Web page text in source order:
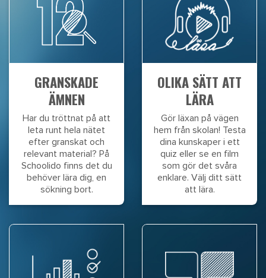
GRANSKADE
ÄMNEN
Har du tröttnat på att
leta runt hela nätet
efter granskat och
relevant material? På
Schoolido finns det du
behöver lära dig, en
sökning bort.
OLIKA SÄTT ATT
LÄRA
Gör läxan på vägen
hem från skolan! Testa
dina kunskaper i ett
quiz eller se en film
som gör det svåra
enklare. Välj ditt sätt
att lära.